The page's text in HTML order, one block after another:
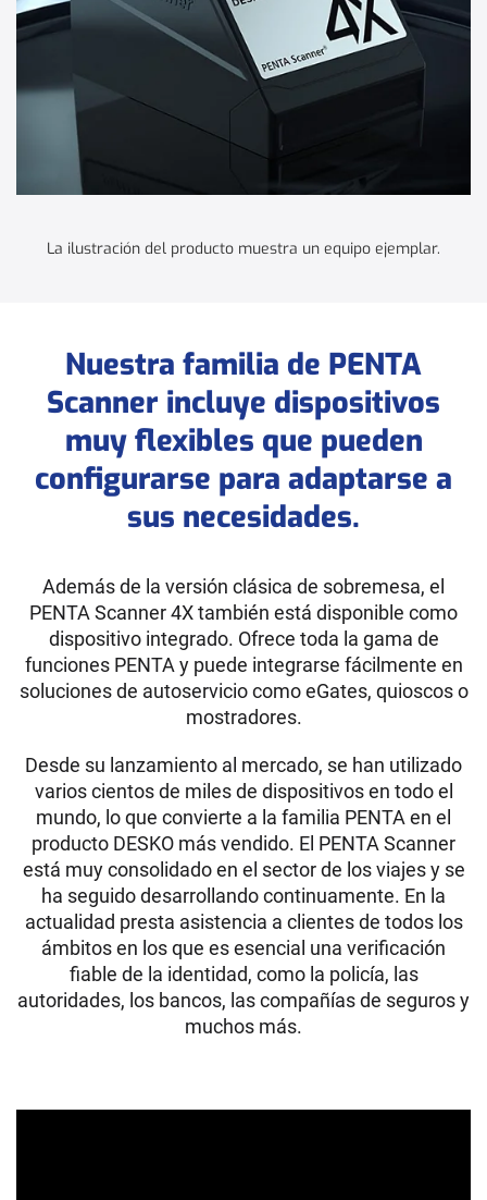
La ilustración del producto muestra un equipo ejemplar.
Nuestra familia de PENTA
Scanner incluye dispositivos
muy flexibles que pueden
configurarse para adaptarse a
sus necesidades.
Además de la versión clásica de sobremesa, el
PENTA Scanner 4X también está disponible como
dispositivo integrado. Ofrece toda la gama de
funciones PENTA y puede integrarse fácilmente en
soluciones de autoservicio como eGates, quioscos o
mostradores.
Desde su lanzamiento al mercado, se han utilizado
varios cientos de miles de dispositivos en todo el
mundo, lo que convierte a la familia PENTA en el
producto DESKO más vendido. El PENTA Scanner
está muy consolidado en el sector de los viajes y se
ha seguido desarrollando continuamente. En la
actualidad presta asistencia a clientes de todos los
ámbitos en los que es esencial una verificación
fiable de la identidad, como la policía, las
autoridades, los bancos, las compañías de seguros y
muchos más.